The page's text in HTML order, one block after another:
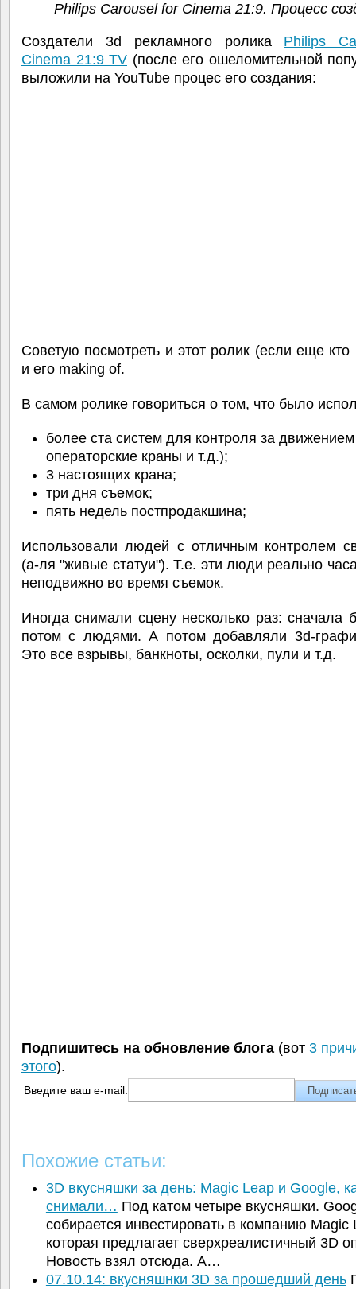
Philips Carousel for Cinema 21:9. Процесс
Создатели 3d рекламного ролика Philips
Cinema 21:9 TV (после его ошеломительной
выложили на YouTube процес его создания:
Советую посмотреть и этот ролик (если еще
и его making of.
В самом ролике говориться о том, что было
более ста систем для контроля за
операторские краны и т.д.);
3 настоящих крана;
три дня съемок;
пять недель постпродакшина;
Использовали людей с отличным контролем
(а-ля "живые статуи"). Т.е. эти люди реально
неподвижно во время съемок.
Иногда снимали сцену несколько раз: сначала
потом с людями. А потом добавляли 3d-
Это все взрывы, банкноты, осколки, пули и т.д.
Подпишитесь на обновление блога (вот 3
этого).
Введите ваш e-mail:
Похожие статьи:
3D вкусняшки за день: Magic Leap и Google,
снимали… Под катом четыре вкусняшки.
собирается инвестировать в компанию Magic
которая предлагает сверхреалистичный 3D
Новость взял отсюда. А…
07.10.14: вкусняшнки 3D за прошедший день